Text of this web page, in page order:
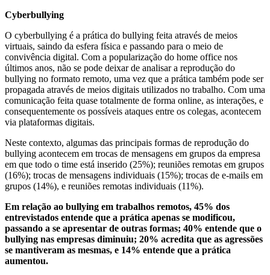
Cyberbullying
O cyberbullying é a prática do bullying feita através de meios
virtuais, saindo da esfera física e passando para o meio de
convivência digital. Com a popularização do home office nos
últimos anos, não se pode deixar de analisar a reprodução do
bullying no formato remoto, uma vez que a prática também pode ser
propagada através de meios digitais utilizados no trabalho. Com uma
comunicação feita quase totalmente de forma online, as interações, e
consequentemente os possíveis ataques entre os colegas, acontecem
via plataformas digitais.
Neste contexto, algumas das principais formas de reprodução do
bullying acontecem em trocas de mensagens em grupos da empresa
em que todo o time está inserido (25%); reuniões remotas em grupos
(16%); trocas de mensagens individuais (15%); trocas de e-mails em
grupos (14%), e reuniões remotas individuais (11%).
Em relação ao bullying em trabalhos remotos, 45% dos
entrevistados entende que a prática apenas se modificou,
passando a se apresentar de outras formas; 40% entende que o
bullying nas empresas diminuiu; 20% acredita que as agressões
se mantiveram as mesmas, e 14% entende que a prática
aumentou.